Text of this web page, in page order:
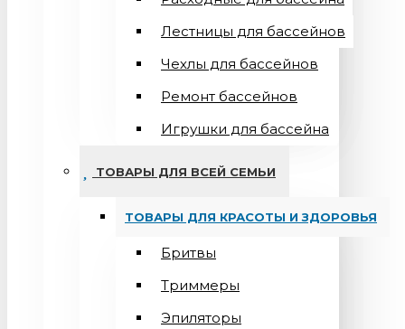
Лестницы для бассейнов
Чехлы для бассейнов
Ремонт бассейнов
Игрушки для бассейна
ТОВАРЫ ДЛЯ ВСЕЙ СЕМЬИ
ТОВАРЫ ДЛЯ КРАСОТЫ И ЗДОРОВЬЯ
Бритвы
Триммеры
Эпиляторы